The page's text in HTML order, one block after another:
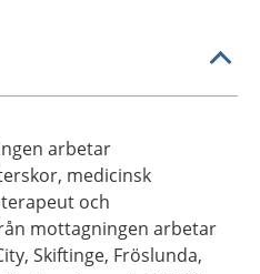
arbetar
medicinsk
och
mottagningen arbetar
Skiftinge, Fröslunda,